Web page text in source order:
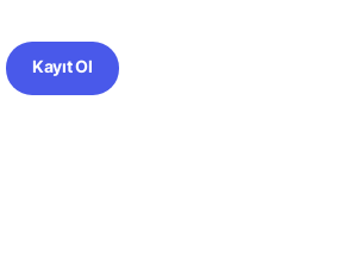
Kayıt Ol